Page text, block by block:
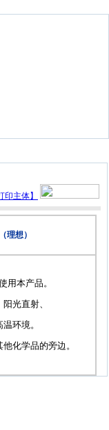
印主体】
理想）
用本产品。
光直射、
环境。
化学品的旁边。